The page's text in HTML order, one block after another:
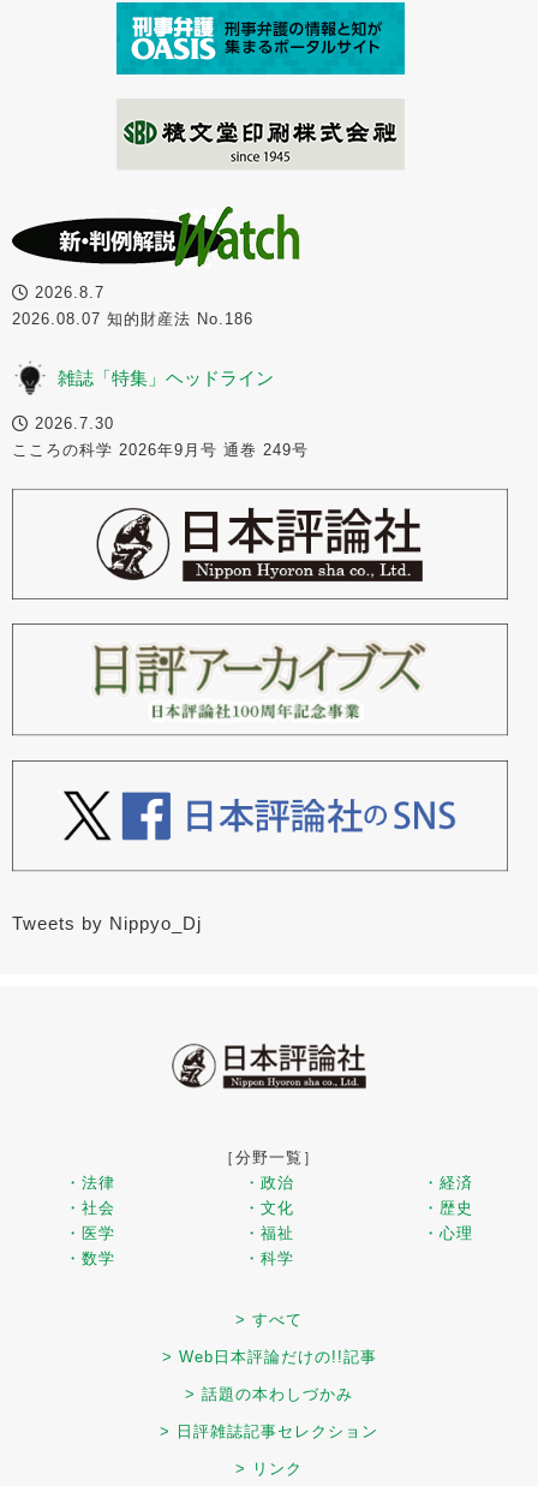
2026.8.7
2026.08.07 知的財産法 No.186
雑誌「特集」ヘッドライン
2026.7.30
こころの科学 2026年9月号 通巻 249号
Tweets by Nippyo_Dj
［分野一覧］
・法律
・政治
・経済
・社会
・文化
・歴史
・医学
・福祉
・心理
・数学
・科学
> すべて
> Web日本評論だけの!!記事
> 話題の本わしづかみ
> 日評雑誌記事セレクション
> リンク